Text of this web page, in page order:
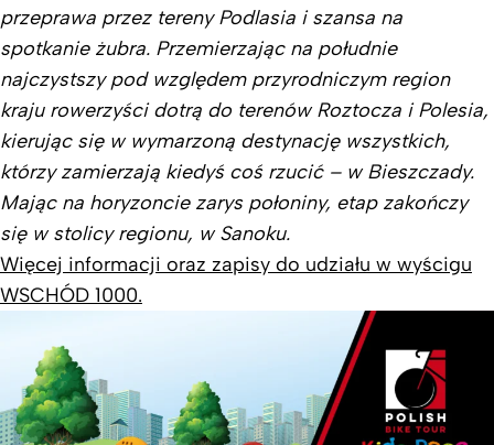
przeprawa przez tereny Podlasia i szansa na
spotkanie żubra. Przemierzając na południe
najczystszy pod względem przyrodniczym region
kraju rowerzyści dotrą do terenów Roztocza i Polesia,
kierując się w wymarzoną destynację wszystkich,
którzy zamierzają kiedyś coś rzucić – w Bieszczady.
Mając na horyzoncie zarys połoniny, etap zakończy
się w stolicy regionu, w Sanoku.
Więcej informacji oraz zapisy do udziału w wyścigu
WSCHÓD 1000.